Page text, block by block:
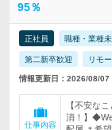
95％
正社員 職種・業種
第二新卒歓迎 リモ
情報更新日：2026/08/07
仕事内容
【不安な
消！】